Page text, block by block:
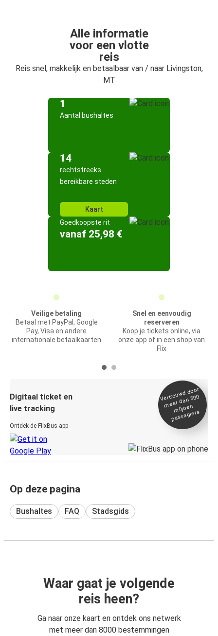
Alle informatie
voor een vlotte
reis
Reis snel, makkelijk en betaalbaar van / naar Livingston,
MT
1
Aantal bushaltes
14
rechtstreeks
bereikbare steden
Kaart
Goedkoopste rit
vanaf 25,98 €
Veilige betaling
Betaal met PayPal, Google
Pay, Visa en andere
internationale betaalkaarten
Snel en eenvoudig
reserveren
Koop je tickets online, via
onze app of in een shop van
Flix
Digitaal ticket en
live tracking
Ontdek de FlixBus-app
Vertrou
wd door
meer dan 500
miljoen
passagiers
Op deze pagina
Bushaltes FAQ Stadsgids
Waar gaat je volgende
reis heen?
Ga naar onze kaart en ontdek ons netwerk
met meer dan 8000 bestemmingen